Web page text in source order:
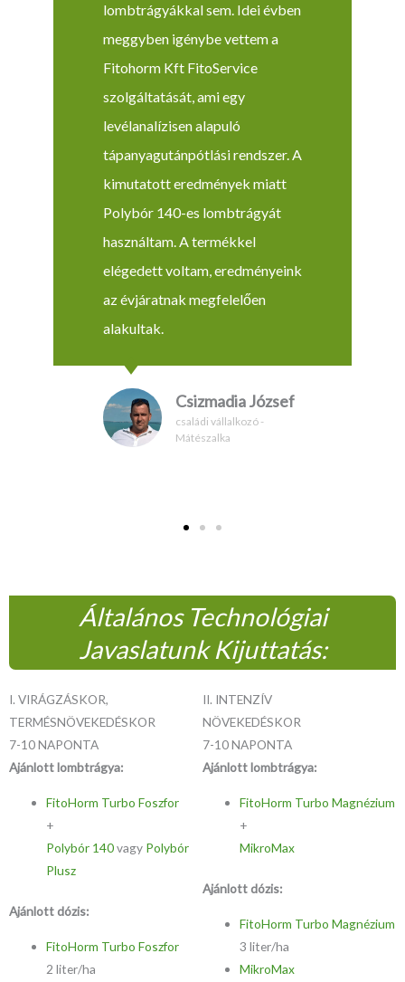
lombtrágyákkal sem. Idei évben
meggyben igénybe vettem a
Fitohorm Kft FitoService
szolgáltatását, ami egy
levélanalízisen alapuló
tápanyagutánpótlási rendszer. A
kimutatott eredmények miatt
Polybór 140-es lombtrágyát
használtam. A termékkel
elégedett voltam, eredményeink
az évjáratnak megfelelően
alakultak.
Csizmadia József
családi vállalkozó -
Mátészalka
Általános Technológiai
Javaslatunk Kijuttatás:
I. VIRÁGZÁSKOR,
TERMÉSNÖVEKEDÉSKOR
7-10 NAPONTA
Ajánlott lombtrágya:
FitoHorm Turbo Foszfor
+
Polybór 140vagy Polybór
Plusz
Ajánlott dózis:
FitoHorm Turbo Foszfor
2 liter/ha
II. INTENZÍV
NÖVEKEDÉSKOR
7-10 NAPONTA
Ajánlott lombtrágya:
FitoHorm Turbo Magnézium
+
MikroMax
Ajánlott dózis:
FitoHorm Turbo Magnézium
3 liter/ha
MikroMax